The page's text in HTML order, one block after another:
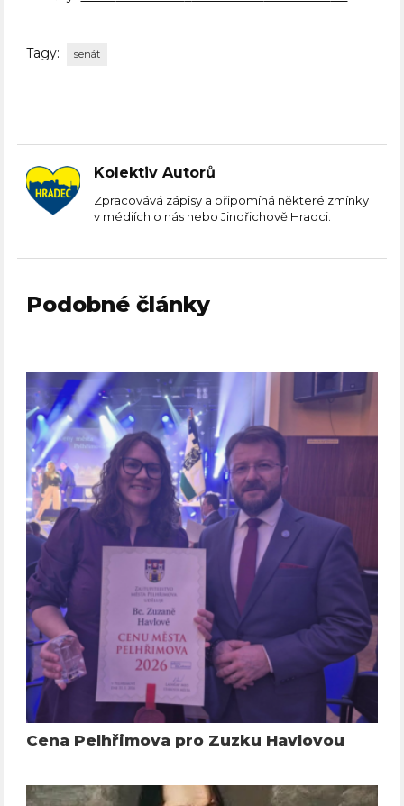
Tagy: senát
Kolektiv Autorů
Zpracovává zápisy a připomíná některé zmínky
v médiích o nás nebo Jindřichově Hradci.
Podobné články
Cena Pelhřimova pro Zuzku Havlovou